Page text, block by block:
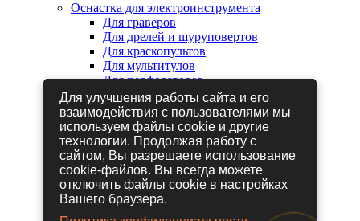
Оснастка для электроинструмента
Для граверов
Для дрелей и шуруповертов
Для краскопультов
Для мультитулов
Для перфораторов
Для сабельных пил
Для строительных фенов
Для фрезеров
Для шлифовальных машин
Для электрических лобзиков
Для электрических ножниц
Для электрических пил
Для электрических рубанков
Для улучшения работы сайта и его
взаимодействия с пользователями мы
используем файлы cookie и другие
технологии. Продолжая работу с
сайтом, Вы разрешаете использование
cookie-файлов. Вы всегда можете
отключить файлы cookie в настройках
Вашего браузера.